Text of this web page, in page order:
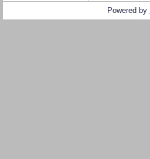
Powered by